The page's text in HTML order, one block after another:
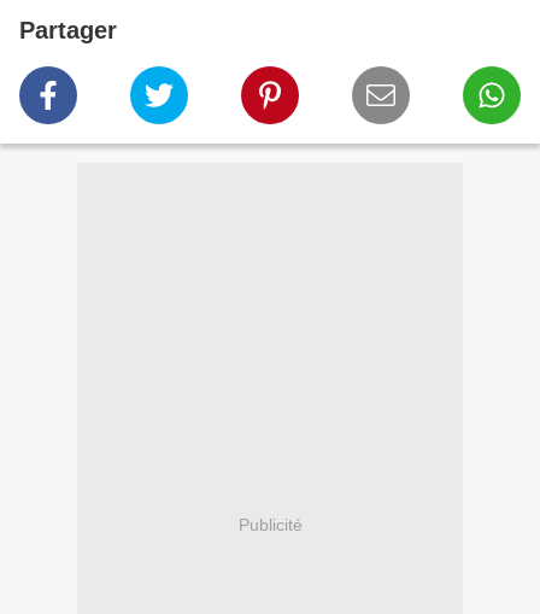
Partager
Publicité